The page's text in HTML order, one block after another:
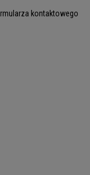
kontaktowego